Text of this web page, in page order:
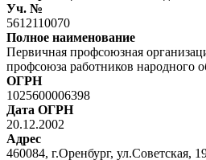
Уч. №
5612110070
Полное наименование
Первичная профсоюзная
профсоюза работников народного
ОГРН
1025600006398
Дата ОГРН
20.12.2002
Адрес
460084, г.Оренбург, ул.Советская,